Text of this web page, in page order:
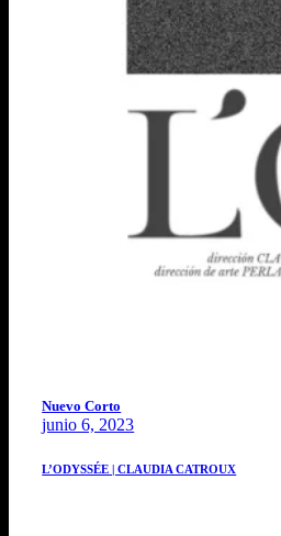
Nuevo Corto
junio 6, 2023
L’ODYSSÉE | CLAUDIA CATROUX